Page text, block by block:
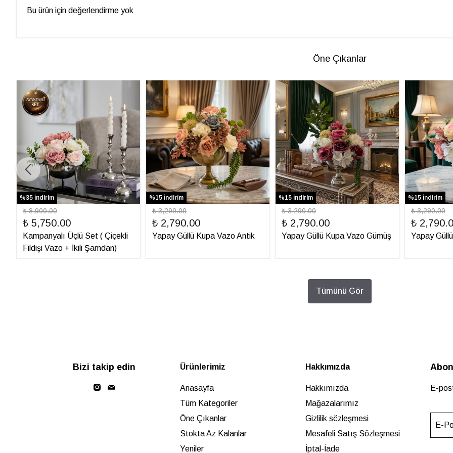
Bu ürün için değerlendirme yok
Öne Çıkanlar
%35 İndirim
₺ 8,900.00
₺ 5,750.00
Kampanyalı Üçlü Set ( Çiçekli
Fildişi Vazo + İkili Şamdan)
%15 İndirim
₺ 3,290.00
₺ 2,790.00
Yapay Güllü Kupa Vazo Antik
%15 İndirim
₺ 3,290.00
₺ 2,790.00
Yapay Güllü Kupa Vazo Gümüş
%15 İndirim
₺ 3,290.00
₺
Yapay
Tümünü Gör
Bizi takip edin Ürünlerimiz
Anasayfa
Tüm Kategoriler
Öne Çıkanlar
Stokta Az Kalanlar
Yeniler
Hakkımızda
Hakkımızda
Mağazalarımız
Gizlilik sözleşmesi
Mesafeli Satış Sözleşmesi
İptal-İade
E-
E-